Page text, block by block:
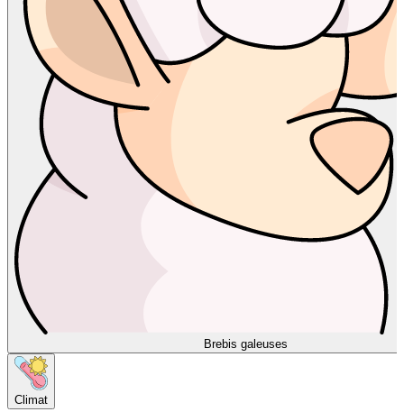
Brebis galeuses
Climat